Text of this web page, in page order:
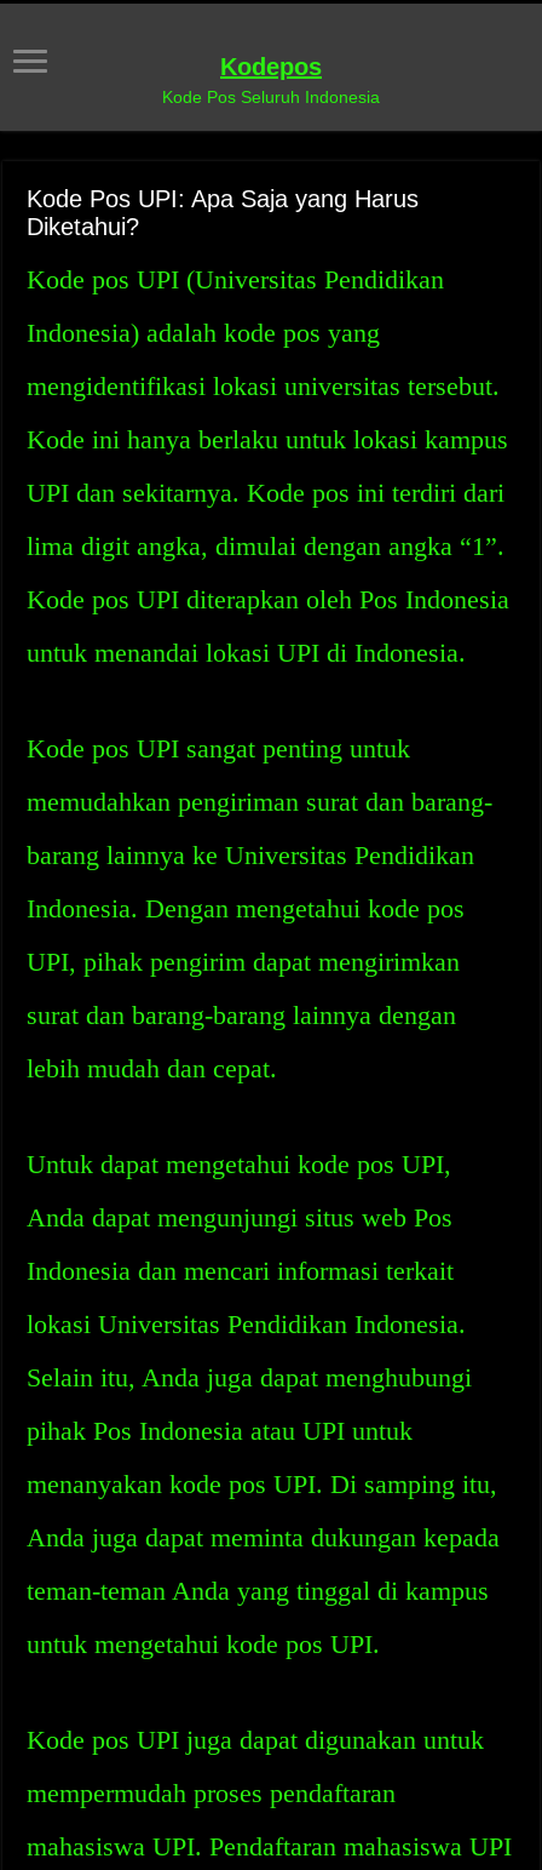
Kodepos
Kode Pos Seluruh Indonesia
Kode Pos UPI: Apa Saja yang Harus
Diketahui?
Kode pos UPI (Universitas Pendidikan
Indonesia) adalah kode pos yang
mengidentifikasi lokasi universitas tersebut.
Kode ini hanya berlaku untuk lokasi kampus
UPI dan sekitarnya. Kode pos ini terdiri dari
lima digit angka, dimulai dengan angka “1”.
Kode pos UPI diterapkan oleh Pos Indonesia
untuk menandai lokasi UPI di Indonesia.
Kode pos UPI sangat penting untuk
memudahkan pengiriman surat dan barang-
barang lainnya ke Universitas Pendidikan
Indonesia. Dengan mengetahui kode pos
UPI, pihak pengirim dapat mengirimkan
surat dan barang-barang lainnya dengan
lebih mudah dan cepat.
Untuk dapat mengetahui kode pos UPI,
Anda dapat mengunjungi situs web Pos
Indonesia dan mencari informasi terkait
lokasi Universitas Pendidikan Indonesia.
Selain itu, Anda juga dapat menghubungi
pihak Pos Indonesia atau UPI untuk
menanyakan kode pos UPI. Di samping itu,
Anda juga dapat meminta dukungan kepada
teman-teman Anda yang tinggal di kampus
untuk mengetahui kode pos UPI.
Kode pos UPI juga dapat digunakan untuk
mempermudah proses pendaftaran
mahasiswa UPI. Pendaftaran mahasiswa UPI